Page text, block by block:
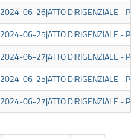
2024-06-26|ATTO DIRIGENZIALE -
2024-06-25|ATTO DIRIGENZIALE -
2024-06-27|ATTO DIRIGENZIALE -
2024-06-25|ATTO DIRIGENZIALE -
2024-06-27|ATTO DIRIGENZIALE -